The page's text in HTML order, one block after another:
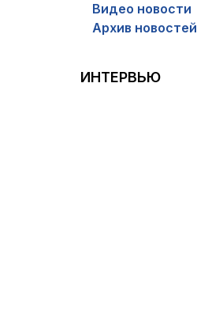
Видео новости
Архив новостей
ИНТЕРВЬЮ